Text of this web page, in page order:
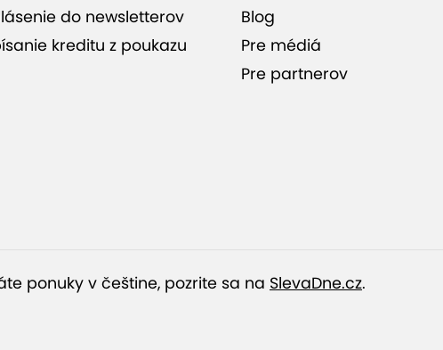
V cene je lektorovanie,
prenájom priestoru,
do newsletterov
kreditu z poukazu
Blog
Pre médiá
Pre partnerov
ponuky v češtine, pozrite sa na SlevaDne.cz.